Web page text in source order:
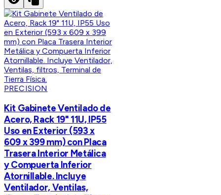
PRECISION
Kit Gabinete Ventilado de
Acero, Rack 19" 11U, IP55
Uso en Exterior (593 x
609 x 399 mm) con Placa
Trasera Interior Metálica
y Compuerta Inferior
Atornillable. Incluye
Ventilador, Ventilas,